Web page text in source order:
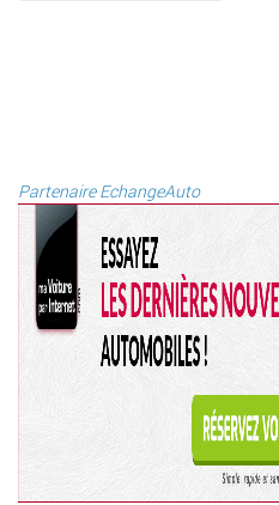
Partenaire EchangeAuto